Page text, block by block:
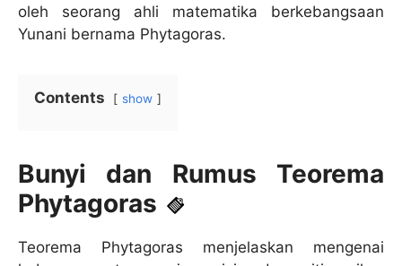
oleh seorang ahli matematika berkebangsaan
Yunani bernama Phytagoras.
Contents show
Bunyi dan Rumus Teorema
Phytagoras
Teorema Phytagoras menjelaskan mengenai